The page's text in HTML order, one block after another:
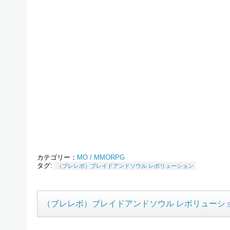
カテゴリー： MO / MMORPG
タグ:
（ブレレボ）ブレイドアンドソウル レボリューション
（ブレレボ）ブレイドアンドソウル レボリューシ